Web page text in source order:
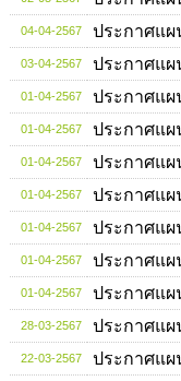
04-04-2567 ประกาศแผ
03-04-2567 ประกาศแผ
01-04-2567 ประกาศแผ
01-04-2567 ประกาศแผ
01-04-2567 ประกาศแผ
01-04-2567 ประกาศแผ
01-04-2567 ประกาศแผ
01-04-2567 ประกาศแผ
01-04-2567 ประกาศแผ
28-03-2567 ประกาศแผ
22-03-2567 ประกาศแผ